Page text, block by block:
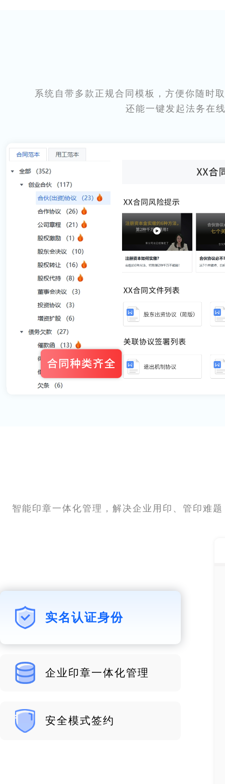
系统自带多款正规合同模板，方便你随时
还能一键发起法务在
智能印章一体化管理，解决企业用印、管印难
实名认证身份
企业印章一体化管理
安全模式签约